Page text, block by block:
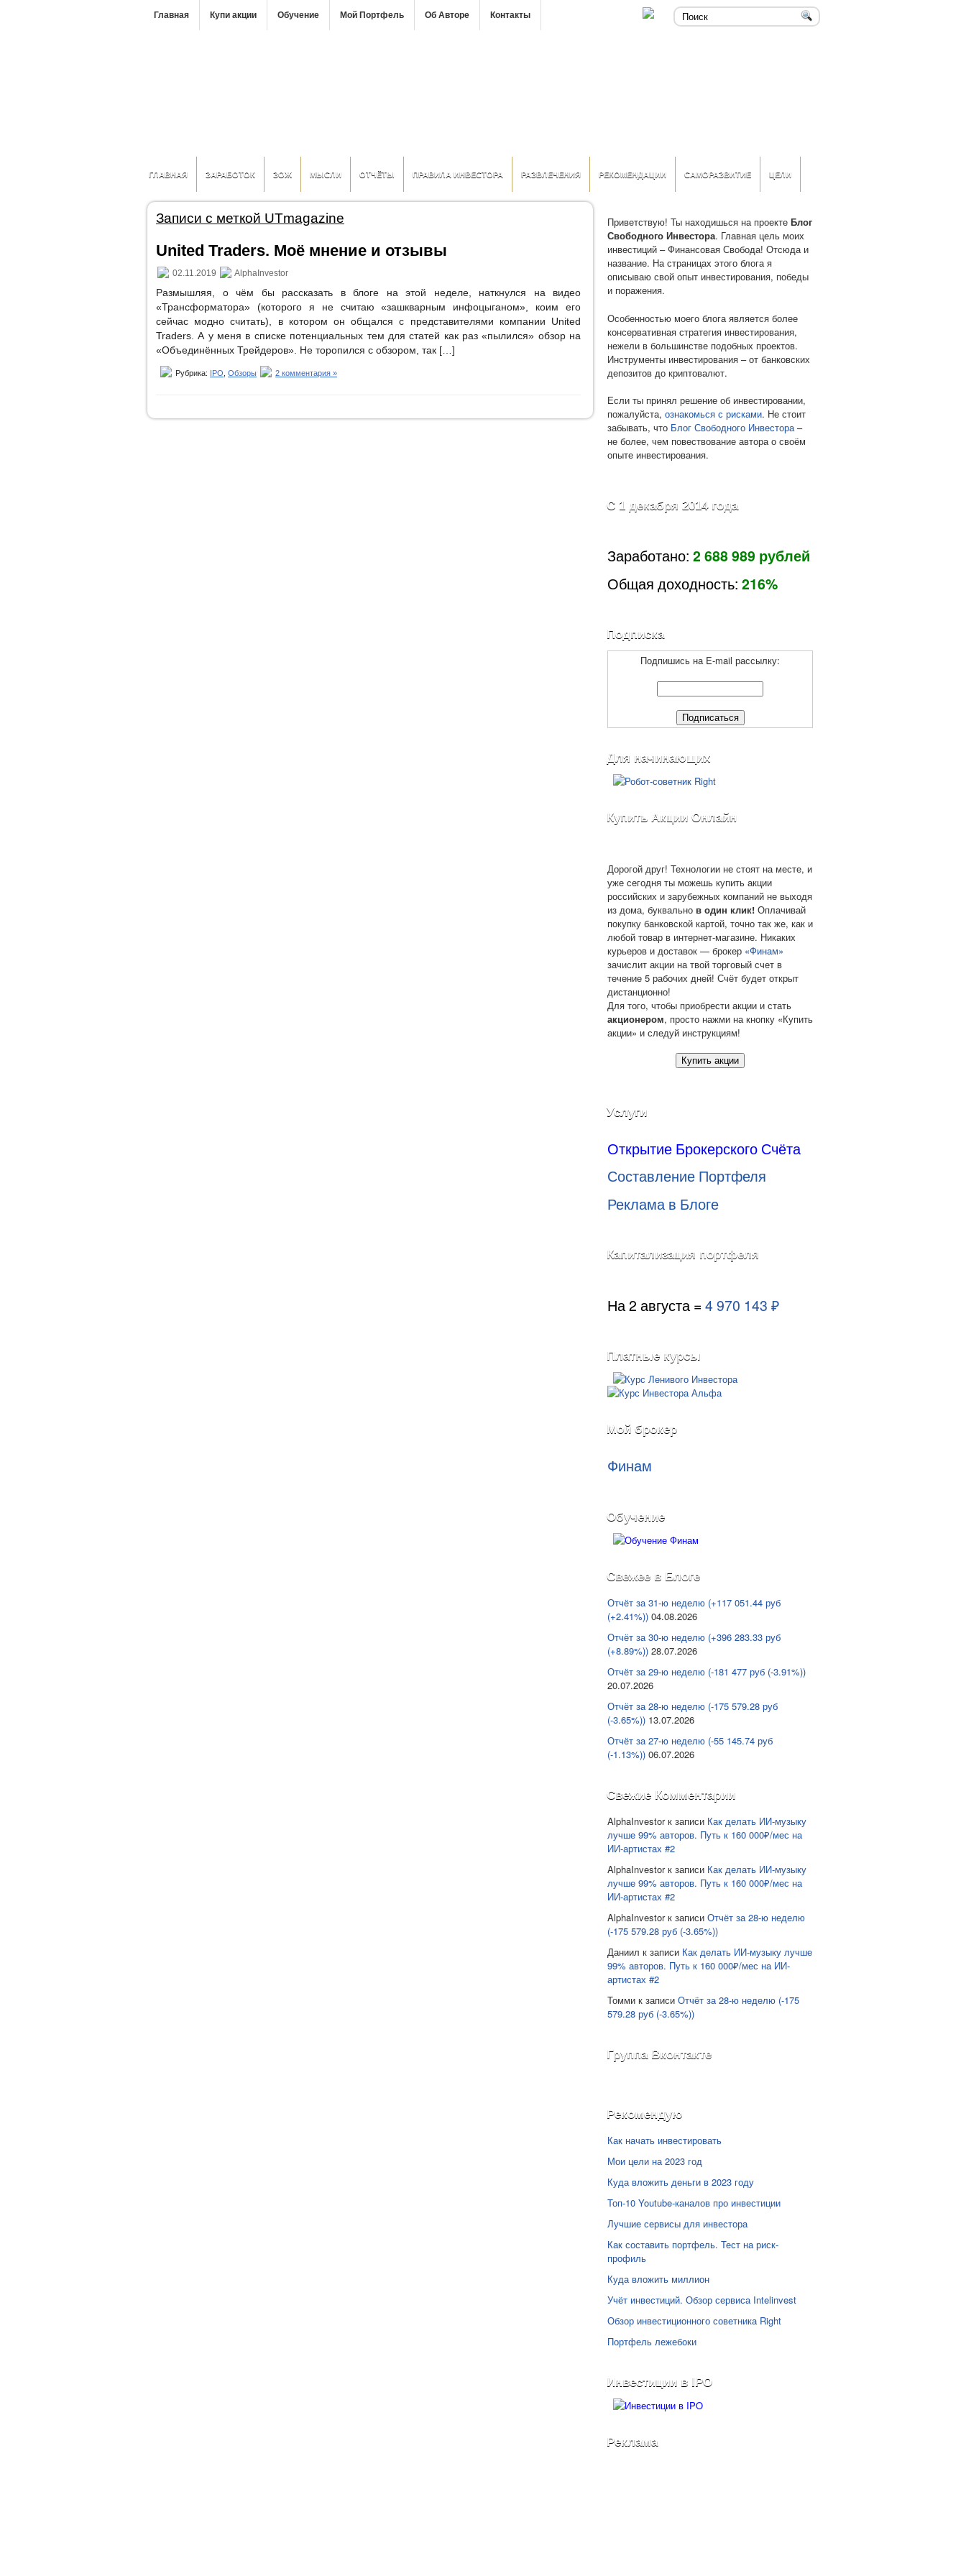
Главная Купи акции Обучение Мой Портфель Об Авторе Контакты
ГЛАВНАЯ ЗАРАБОТОК ЗОЖ МЫСЛИ ОТЧЁТЫ ПРАВИЛА ИНВЕСТОРА РАЗВЛЕЧЕНИЯ РЕКОМЕНДАЦИИ САМОРАЗВИТИЕ ЦЕЛИ
Записи с меткой UTmagazine
United Traders. Моё мнение и отзывы
02.11.2019 AlphaInvestor
Размышляя, о чём бы рассказать в блоге на этой неделе, наткнулся на видео
«Трансформатора» (которого я не считаю «зашкварным инфоцыганом», коим его
сейчас модно считать), в котором он общался с представителями компании United
Traders. А у меня в списке потенциальных тем для статей как раз «пылился» обзор на
«Объединённых Трейдеров». Не торопился с обзором, так […]
Рубрика: IPO Обзоры 2 комментария »
Приветствую! Ты находишься на проекте Блог
Свободного Инвестора. Главная цель моих
инвестиций – Финансовая Свобода! Отсюда и
название. На страницах этого блога я
описываю свой опыт инвестирования, победы
и поражения.
Особенностью моего блога является более
консервативная стратегия инвестирования,
нежели в большинстве подобных проектов.
Инструменты инвестирования – от банковских
депозитов до криптовалют.
Если ты принял решение об инвестировании,
пожалуйста, ознакомься с рисками. Не стоит
забывать, что Блог Свободного Инвестора–
не более, чем повествование автора о своём
опыте инвестирования.
С 1 декабря 2014 года
Заработано: 2 688 989 рублей
Общая доходность: 216%
Подписка
Подпишись на E-mail рассылку:
Для начинающих
Купить Акции Онлайн
Дорогой друг! Технологии не стоят на месте, и
уже сегодня ты можешь купить акции
российских и зарубежных компаний не выходя
из дома, буквально в один клик! Оплачивай
покупку банковской картой, точно так же, как и
любой товар в интернет-магазине. Никаких
курьеров и доставок — брокер «Финам»
зачислит акции на твой торговый счет в
течение 5 рабочих дней! Счёт будет открыт
дистанционно!
Для того, чтобы приобрести акции и стать
акционером, просто нажми на кнопку «Купить
акции» и следуй инструкциям!
Купить акции
Услуги
Открытие Брокерского Счёта
Составление Портфеля
Реклама в Блоге
Капитализация портфеля
На 2 августа = 4 970 143 ₽
Платные курсы
Мой брокер
Финам
Обучение
Свежее в Блоге
Отчёт за 31-ю неделю (+117 051.44 руб
(+2.41%)) 04.08.2026
Отчёт за 30-ю неделю (+396 283.33 руб
(+8.89%)) 28.07.2026
Отчёт за 29-ю неделю (-181 477 руб (-3.91%))
20.07.2026
Отчёт за 28-ю неделю (-175 579.28 руб
(-3.65%)) 13.07.2026
Отчёт за 27-ю неделю (-55 145.74 руб
(-1.13%)) 06.07.2026
Свежие Комментарии
AlphaInvestorк записи Как делать ИИ-музыку
лучше 99% авторов. Путь к 160 000₽/мес на
ИИ-артистах #2
AlphaInvestorк записи Как делать ИИ-музыку
лучше 99% авторов. Путь к 160 000₽/мес на
ИИ-артистах #2
AlphaInvestorк записи Отчёт за 28-ю неделю
(-175 579.28 руб (-3.65%))
Даниил к записи Как делать ИИ-музыку лучше
99% авторов. Путь к 160 000₽/мес на ИИ-
артистах #2
Томми к записи Отчёт за 28-ю неделю (-175
579.28 руб (-3.65%))
Группа Вконтакте
Рекомендую
Как начать инвестировать
Мои цели на 2023 год
Куда вложить деньги в 2023 году
Топ-10 Youtube-каналов про инвестиции
Лучшие сервисы для инвестора
Как составить портфель. Тест на риск-
профиль
Куда вложить миллион
Учёт инвестиций. Обзор сервиса Intelinvest
Обзор инвестиционного советника Right
Портфель лежебоки
Инвестиции в IPO
Реклама